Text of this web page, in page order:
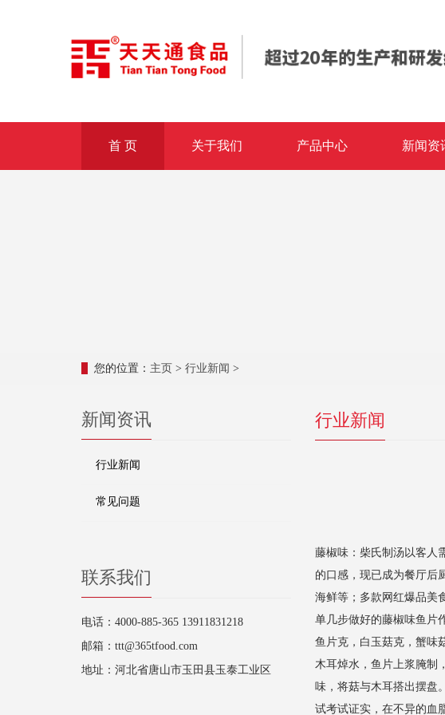
首 页 关于我们 产品中心 新闻资
您的位置： 主页 > 行业新闻 >
行业新闻
藤椒味：柴氏制汤以客人
的口感，现已成为餐厅后
海鲜等；多款网红爆品美食
单几步做好的藤椒味鱼片
鱼片克，白玉菇克，蟹味
木耳焯水，鱼片上浆腌制
味，将菇与木耳搭出摆盘
试考试证实，在不异的血
新闻资讯
行业新闻
常见问题
联系我们
电话：4000-885-365 13911831218
邮箱：ttt@365tfood.com
地址：河北省唐山市玉田县玉泰工业区